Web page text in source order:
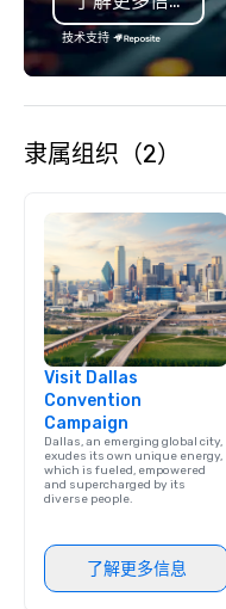
技术支持
隶属组织（2）
Visit Dallas
Convention
Campaign
Dallas, an emerging global city,
exudes its own unique energy,
which is fueled, empowered
and supercharged by its
diverse people.
了解更多信息